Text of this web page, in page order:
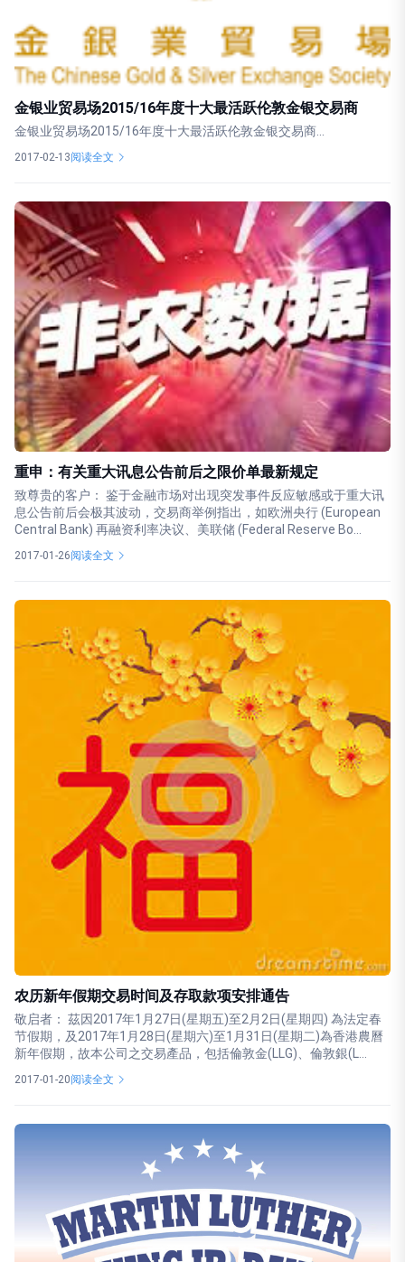
金银业贸易场2015/16年度十大最活跃伦敦金银交易商
金银业贸易场2015/16年度十大最活跃伦敦金银交易商...
2017-02-13阅读全文
重申：有关重大讯息公告前后之限价单最新规定
致尊贵的客户： 鉴于金融市场对出现突发事件反应敏感或于重大讯
息公告前后会极其波动，交易商举例指出，如欧洲央行 (European
Central Bank) 再融资利率决议、美联储 (Federal Reserve Bo...
2017-01-26阅读全文
农历新年假期交易时间及存取款项安排通告
敬启者： 茲因2017年1月27日(星期五)至2月2日(星期四) 為法定春
节假期，及2017年1月28日(星期六)至1月31日(星期二)為香港農曆
新年假期，故本公司之交易產品，包括倫敦金(LLG)、倫敦銀(L...
2017-01-20阅读全文